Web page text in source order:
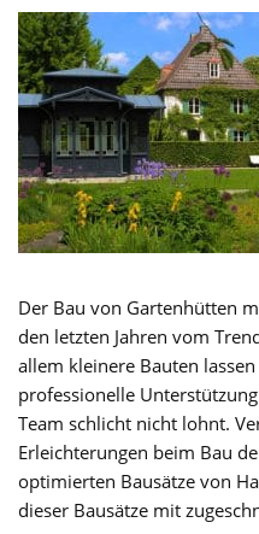
Der Bau von Gartenhütten
den letzten Jahren vom
allem kleinere Bauten
professionelle
Team schlicht nicht lohnt.
Erleichterungen beim Bau
optimierten Bausätze von
dieser Bausätze mit